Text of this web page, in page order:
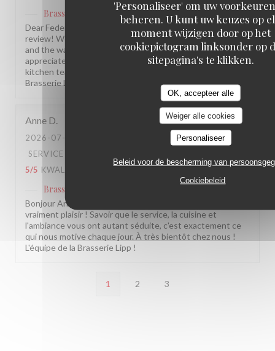
'Personaliseer' om uw
beheren. U kunt uw keuzes op
moment wijzigen door op het
cookiepictogram linksonder op
sitepagina's te klikken.
OK, accepteer alle
Weiger alle cookies
Personaliseer
Beleid voor de bescherming van
Cookiebeleid
Brasserie Lipp
heeft op deze beoordeling gereageerd
Dear Federico, Thank you so much for this wonderful
review! We are delighted you enjoyed the atmosphere
and the warm service. Your note about the beef is truly
appreciated, and we will make sure to pass it along to our
kitchen team. We hope to welcome you back soon! The
Brasserie Lipp team!
Anne D
2026-07-28
SERVICE
5/5 KWALITEIT / PRIJS
Brasserie Lipp
Bonjour Anne, Merci pour ce beau retour, ça nous fait
vraiment plaisir ! Savoir que le service, la cuisine et
l'ambiance vous ont autant séduite, c'est exactement ce
qui nous motive chaque jour. À très bientôt chez nous !
L'équipe de la Brasserie Lipp !
1 2 3